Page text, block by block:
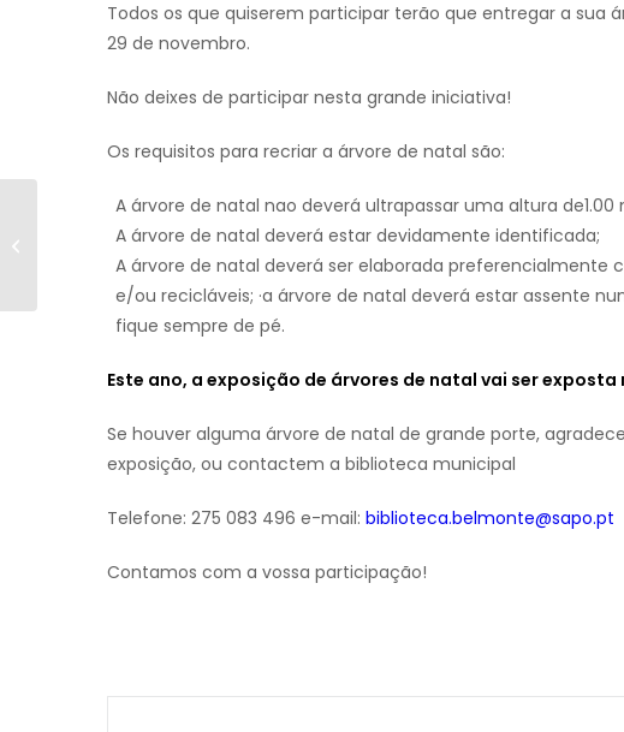
Todos os que quiserem participar terão que entregar a sua
29 de novembro.
Não deixes de participar nesta grande iniciativa!
Os requisitos para recriar a árvore de natal são:
A árvore de natal nao deverá ultrapassar uma altura de1.00
A árvore de natal deverá estar devidamente identificada;
A árvore de natal deverá ser elaborada preferencialmente
e/ou recicláveis; ·a árvore de natal deverá estar assente
fique sempre de pé.
Este ano, a exposição de árvores de natal vai ser
Se houver alguma árvore de natal de grande porte,
exposição, ou contactem a biblioteca municipal
Telefone: 275 083 496 e-mail: biblioteca.belmonte@sapo.pt
Contamos com a vossa participação!
Santa Bebiana 2021